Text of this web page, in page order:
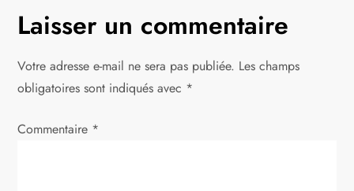
g
a
t
i
Laisser un commentaire
Votre adresse e-mail ne sera pas publiée. Les champs
obligatoires sont indiqués avec *
Commentaire *